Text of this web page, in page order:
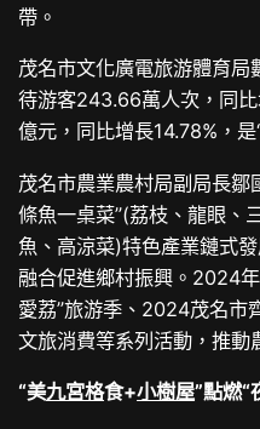
帶。
茂名市文化廣電旅游體育
待游客243.66萬人次，同
億元，同比增長14.78%，
茂名市農業農村局副局長鄒
條魚一桌菜”(荔枝、龍眼、
魚、高涼菜)特色產業鏈式
融合促進鄉村振興。2024
愛荔”旅游季、2024茂名市
文旅消費等系列活動，推動
“美九宮格食+小樹屋”點燃“